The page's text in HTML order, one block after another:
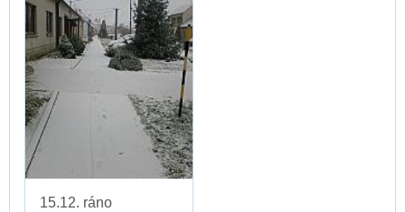
15.12. ráno